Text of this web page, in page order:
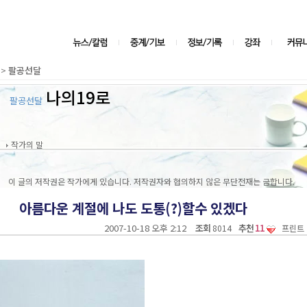
팔공선달
팔공선달 나의19로
작가의 말
이 글의 저작권은 작가에게 있습니다. 저작권자와 협의하지 않은 무단전재는 금합니다.
아름다운 계절에 나도 도통(?)할수 있겠다
2007-10-18 오후 2:12 조회 8014 추천11 프린트